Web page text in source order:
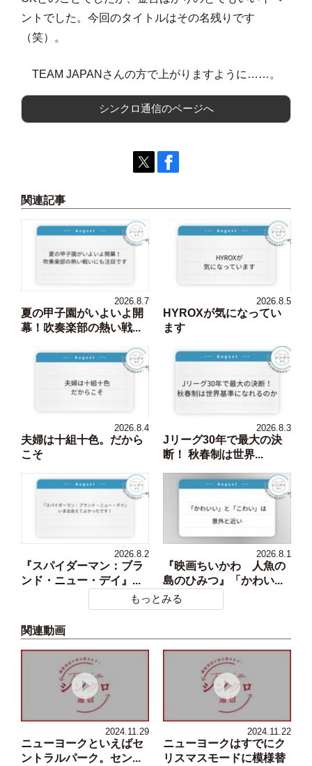
ントでした。今回のタイトルはその名残りです
（笑）。
TEAM JAPANさんの方で上がりますように……。
シンクロ通信のページへ
関連記事
2026.8.7
夏の甲子園がいよいよ開
幕！吹奏楽部の熱い戦...
2026.8.5
HYROXが気になってい
ます
2026.8.4
夫婦は十組十色。だから
こそ
2026.8.3
Jリーグ30年で最大の決
断！ 秋春制は世界...
2026.8.2
『スパイダーマン：ブラ
ンド・ニュー・デイ』...
2026.8.1
『映画ちいかわ 人魚の
島のひみつ』「かわい...
もっとみる
関連動画
2024.11.29
ニューヨークといえばセ
ントラルパーク。セン...
2024.11.22
ニューヨークはすでにク
リスマスモードに模様替